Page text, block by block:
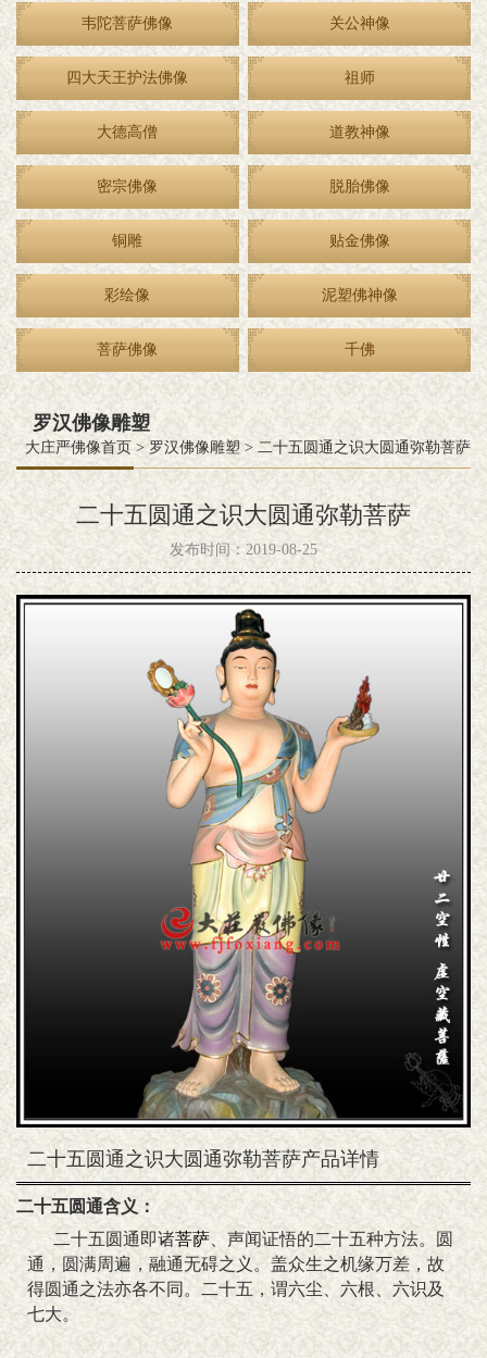
韦陀菩萨佛像 关公神像
四大天王护法佛像 祖师
大德高僧 道教神像
密宗佛像 脱胎佛像
铜雕 贴金佛像
彩绘像 泥塑佛神像
菩萨佛像 千佛
罗汉佛像雕塑
大庄严佛像首页 > 罗汉佛像雕塑 > 二十五圆通之识大圆通弥勒菩萨
二十五圆通之识大圆通弥勒菩萨
发布时间：2019-08-25
二十五圆通之识大圆通弥勒菩萨产品详情
二十五圆通含义：
二十五圆通即诸菩萨、声闻证悟的二十五种方法。圆
通，圆满周遍，融通无碍之义。盖众生之机缘万差，故
得圆通之法亦各不同。二十五，谓六尘、六根、六识及
七大。